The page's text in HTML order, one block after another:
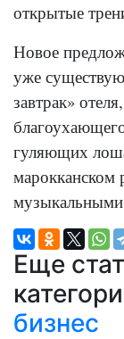
открытые
Новое
уже
завтрак»
гуляющих
марокканском
музыкальными
Еще
бизнес